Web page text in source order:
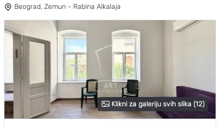
Beograd, Zemun - Rabina Alkalaja
Klikni za galeriju svih slika (12)